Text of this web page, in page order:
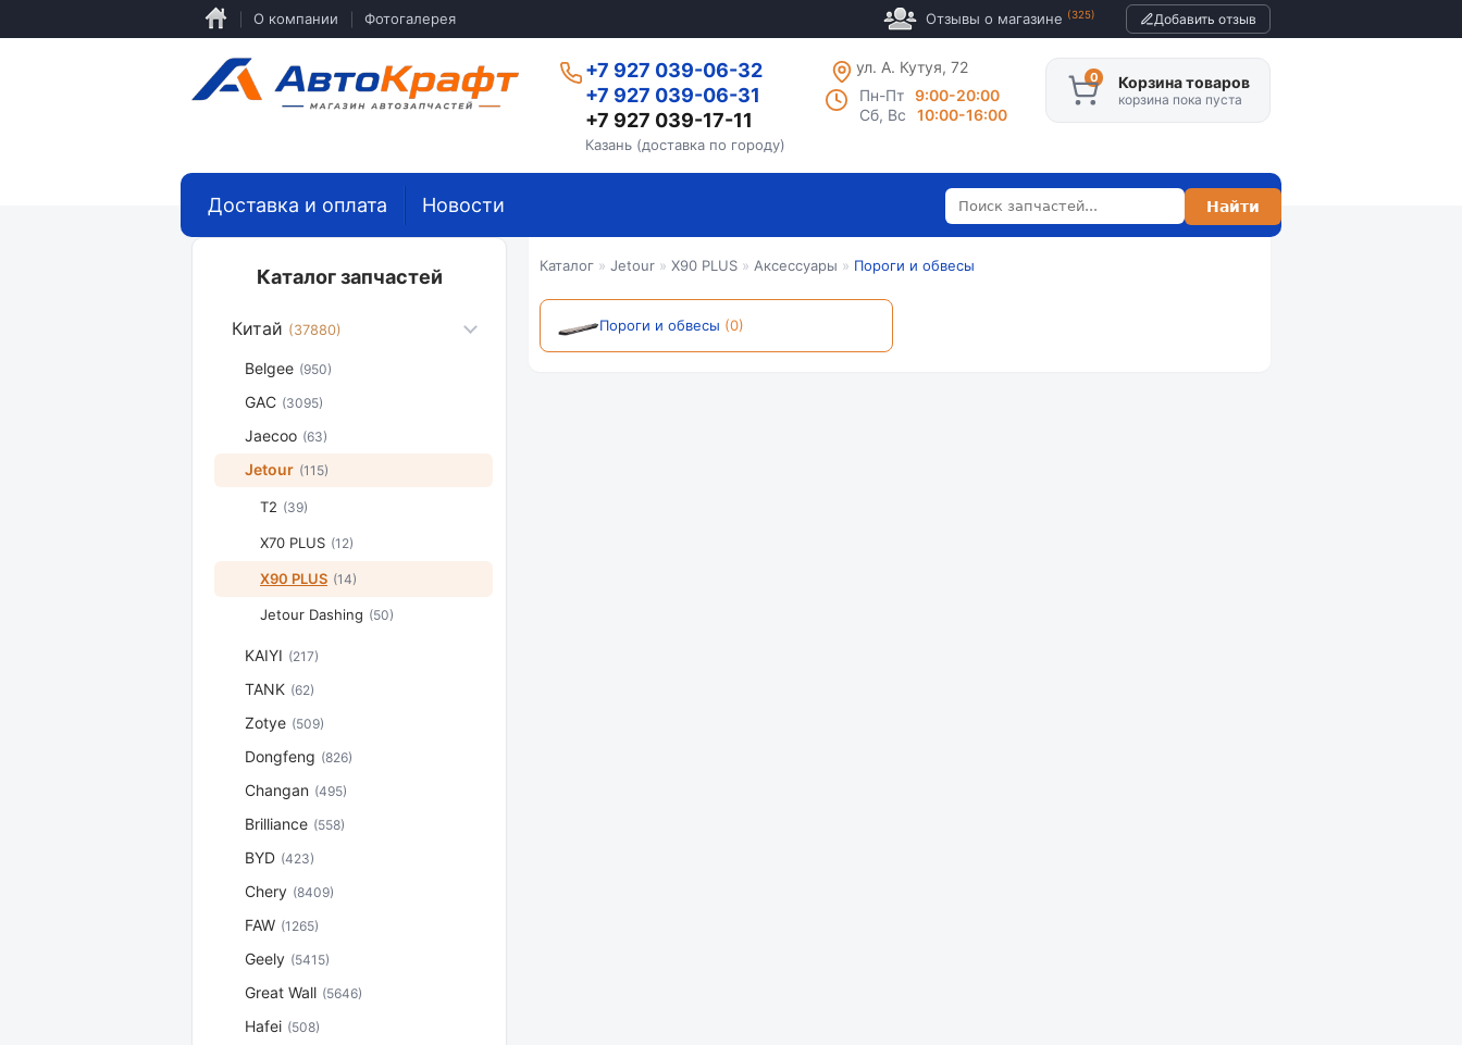
основному
О компании Фотогалерея Отзывы о магазине (325) Добавить отзыв
+7 927 039-06-32
+7 927 039-06-31
+7 927 039-17-11
Казань (доставка по городу)
ул. А. Кутуя, 72
Пн-Пт
9:00-20:00
Сб, Вс
10:00-16:00
Корзина товаров
корзина пока пуста
Каталог » Jetour » X90 PLUS » Аксессуары » Пороги и обвесы
Пороги и обвесы (0)
Доставка и оплата Новости
Каталог запчастей
Китай (37880)
Belgee (950)
GAC (3095)
Jaecoo (63)
Jetour (115)
T2 (39)
X70 PLUS (12)
X90 PLUS (14)
Jetour Dashing (50)
KAIYI (217)
TANK (62)
Zotye (509)
Dongfeng (826)
Changan (495)
Brilliance (558)
BYD (423)
Chery (8409)
FAW (1265)
Geely (5415)
Great Wall (5646)
Hafei (508)